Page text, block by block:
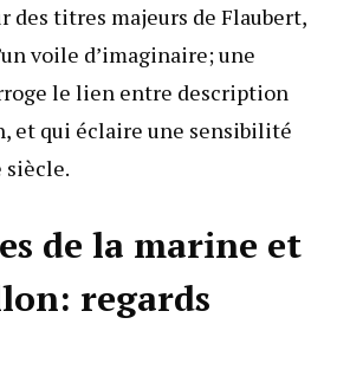
des titres majeurs de Flaubert,
voile d’imaginaire; une
le lien entre description
et qui éclaire une sensibilité
siècle.
de la marine et
regards